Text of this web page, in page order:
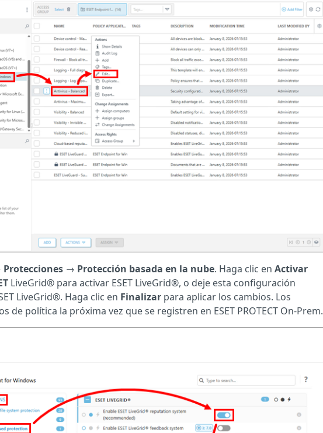
Protecciones → Protección basada en la nube. Haga clic en Activar
LiveGrid® para activar ESET LiveGrid®, o deje esta configuración
LiveGrid®. Haga clic en Finalizar para aplicar los cambios. Los
de política la próxima vez que se registren en ESET PROTECT On-Prem.